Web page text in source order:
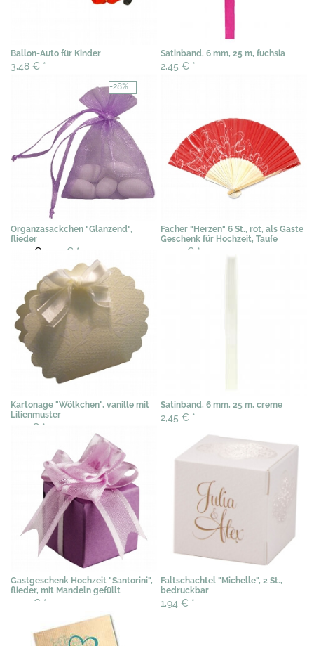
Ballon-Auto für Kinder
3,48 € *
Satinband, 6 mm, 25 m, fuchsia
2,45 € *
-28%
Organzasäckchen "Glänzend",
flieder
0,40 € 0,29 € *
Fächer "Herzen" 6 St., rot, als Gäste
Geschenk für Hochzeit, Taufe
15,34 € *
Kartonage "Wölkchen", vanille mit
Lilienmuster
0,51 € *
Satinband, 6 mm, 25 m, creme
2,45 € *
Gastgeschenk Hochzeit "Santorini",
flieder, mit Mandeln gefüllt
2,00 € *
Faltschachtel "Michelle", 2 St.,
bedruckbar
1,94 € *